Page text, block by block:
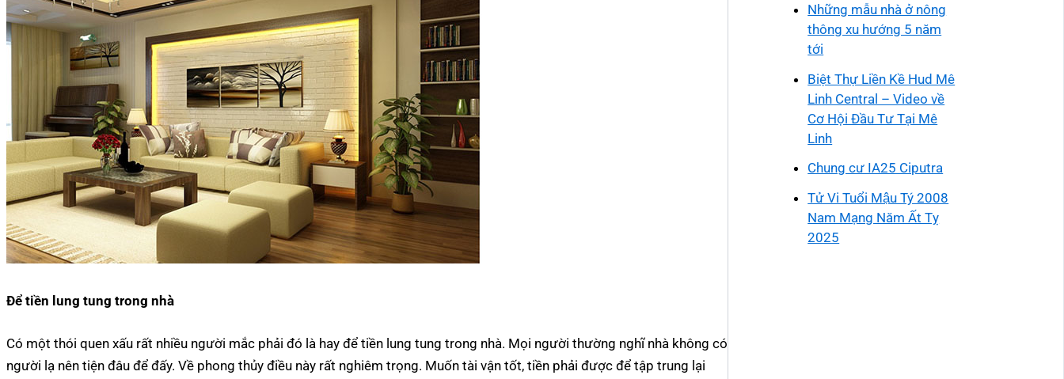
Để tiền lung tung trong nhà
Có một thói quen xấu rất nhiều người mắc phải đó là hay để tiền lung tung trong nhà. Mọi người thường nghĩ nhà không có
người lạ nên tiện đâu để đấy. Về phong thủy điều này rất nghiêm trọng. Muốn tài vận tốt, tiền phải được để tập trung lại
Những mẫu nhà ở nông
thông xu hướng 5 năm
tới
Biệt Thự Liền Kề Hud Mê
Linh Central – Video về
Cơ Hội Đầu Tư Tại Mê
Linh
Chung cư IA25 Ciputra
Tử Vi Tuổi Mậu Tý 2008
Nam Mạng Năm Ất Tỵ
2025